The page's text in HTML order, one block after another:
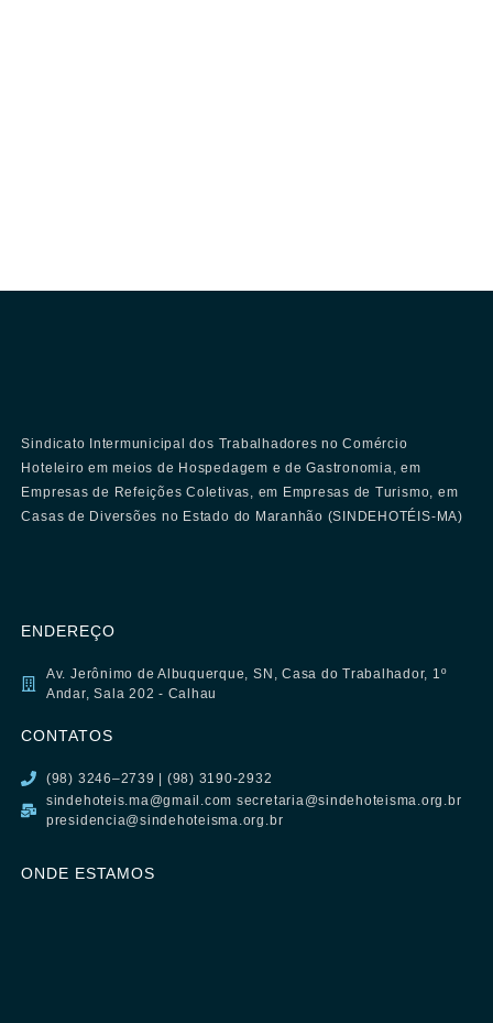
Sindicato Intermunicipal dos Trabalhadores no Comércio
Hoteleiro em meios de Hospedagem e de Gastronomia, em
Empresas de Refeições Coletivas, em Empresas de Turismo, em
Casas de Diversões no Estado do Maranhão (SINDEHOTÉIS-MA)
ENDEREÇO
Av. Jerônimo de Albuquerque, SN, Casa do Trabalhador, 1º
Andar, Sala 202 - Calhau
CONTATOS
(98) 3246–2739 | (98) 3190-2932
sindehoteis.ma@gmail.com secretaria@sindehoteisma.org.br
presidencia@sindehoteisma.org.br
ONDE ESTAMOS